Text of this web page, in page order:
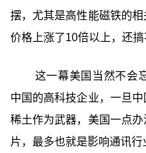
摆，尤其是高性能磁铁的
价格上涨了10倍以上，还搞
这一幕美国当然不会
中国的高科技企业，一旦
稀土作为武器，美国一点
片，最多也就是影响通讯